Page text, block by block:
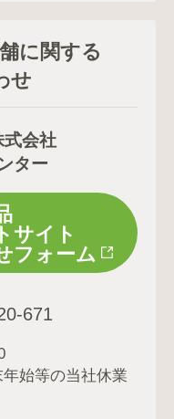
に関する
せ
式会社
ター
サイト
フォーム
671
年始等の当社休業